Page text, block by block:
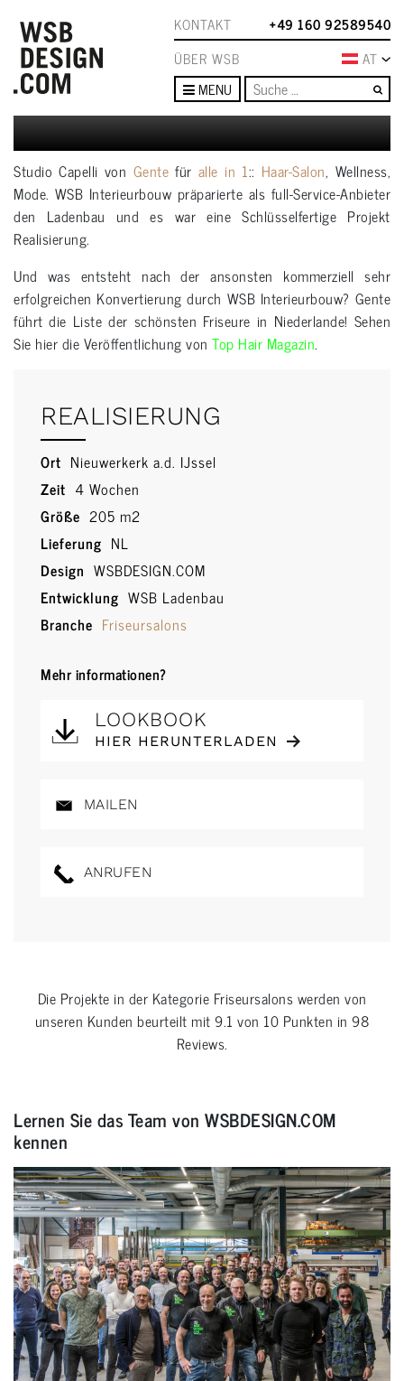
KONTAKT
+49 160 92589540
ÜBER WSB
AT
MENU
Studio Capelli von Gente für alle in 1:: Haar-Salon, Wellness,
Mode. WSB Interieurbouw präparierte als full-Service-Anbieter
den Ladenbau und es war eine Schlüsselfertige Projekt
Realisierung.
Und was entsteht nach der ansonsten kommerziell sehr
erfolgreichen Konvertierung durch WSB Interieurbouw? Gente
führt die Liste der schönsten Friseure in Niederlande! Sehen
Sie hier die Veröffentlichung von Top Hair Magazin.
REALISIERUNG
Ort Nieuwerkerk a.d. IJssel
Zeit 4 Wochen
Größe 205 m2
Lieferung NL
Design WSBDESIGN.COM
Entwicklung WSB Ladenbau
Branche Friseursalons
Mehr informationen?
LOOKBOOK
HIER HERUNTERLADEN
MAILEN
ANRUFEN
Die Projekte in der Kategorie Friseursalonswerden von
unseren Kunden beurteilt mit9.1 von 10 Punkten in98
Reviews.
Lernen Sie das Team von WSBDESIGN.COM
kennen